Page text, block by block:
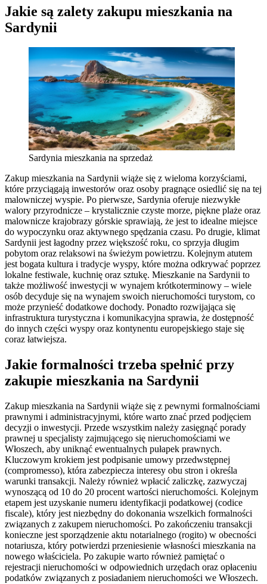
Jakie są zalety zakupu mieszkania na
Sardynii
Sardynia mieszkania na sprzedaż
Zakup mieszkania na Sardynii wiąże się z wieloma korzyściami,
które przyciągają inwestorów oraz osoby pragnące osiedlić się na tej
malowniczej wyspie. Po pierwsze, Sardynia oferuje niezwykłe
walory przyrodnicze – krystalicznie czyste morze, piękne plaże oraz
malownicze krajobrazy górskie sprawiają, że jest to idealne miejsce
do wypoczynku oraz aktywnego spędzania czasu. Po drugie, klimat
Sardynii jest łagodny przez większość roku, co sprzyja długim
pobytom oraz relaksowi na świeżym powietrzu. Kolejnym atutem
jest bogata kultura i tradycje wyspy, które można odkrywać poprzez
lokalne festiwale, kuchnię oraz sztukę. Mieszkanie na Sardynii to
także możliwość inwestycji w wynajem krótkoterminowy – wiele
osób decyduje się na wynajem swoich nieruchomości turystom, co
może przynieść dodatkowe dochody. Ponadto rozwijająca się
infrastruktura turystyczna i komunikacyjna sprawia, że dostępność
do innych części wyspy oraz kontynentu europejskiego staje się
coraz łatwiejsza.
Jakie formalności trzeba spełnić przy
zakupie mieszkania na Sardynii
Zakup mieszkania na Sardynii wiąże się z pewnymi formalnościami
prawnymi i administracyjnymi, które warto znać przed podjęciem
decyzji o inwestycji. Przede wszystkim należy zasięgnąć porady
prawnej u specjalisty zajmującego się nieruchomościami we
Włoszech, aby uniknąć ewentualnych pułapek prawnych.
Kluczowym krokiem jest podpisanie umowy przedwstępnej
(compromesso), która zabezpiecza interesy obu stron i określa
warunki transakcji. Należy również wpłacić zaliczkę, zazwyczaj
wynoszącą od 10 do 20 procent wartości nieruchomości. Kolejnym
etapem jest uzyskanie numeru identyfikacji podatkowej (codice
fiscale), który jest niezbędny do dokonania wszelkich formalności
związanych z zakupem nieruchomości. Po zakończeniu transakcji
konieczne jest sporządzenie aktu notarialnego (rogito) w obecności
notariusza, który potwierdzi przeniesienie własności mieszkania na
nowego właściciela. Po zakupie warto również pamiętać o
rejestracji nieruchomości w odpowiednich urzędach oraz opłaceniu
podatków związanych z posiadaniem nieruchomości we Włoszech.